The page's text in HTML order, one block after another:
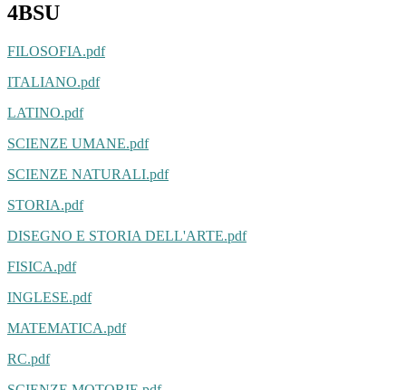
4BSU
FILOSOFIA.pdf
ITALIANO.pdf
LATINO.pdf
SCIENZE UMANE.pdf
SCIENZE NATURALI.pdf
STORIA.pdf
DISEGNO E STORIA DELL'ARTE.pdf
FISICA.pdf
INGLESE.pdf
MATEMATICA.pdf
RC.pdf